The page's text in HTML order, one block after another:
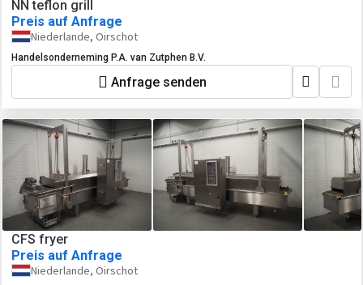
NN teflon grill
Preis auf Anfrage
Niederlande, Oirschot
Handelsonderneming P.A. van Zutphen B.V.
Anfrage senden
CFS fryer
Preis auf Anfrage
Niederlande, Oirschot